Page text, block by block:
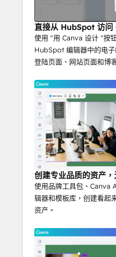
直接从 HubSpot 访问
使用 "用 Canva 设计 "按
HubSpot 编辑器中的电子
登陆页面、网站页面和博
创建专业品质的资产
使用品牌工具包、Canva
辑器和模板库，创建看起
资产。